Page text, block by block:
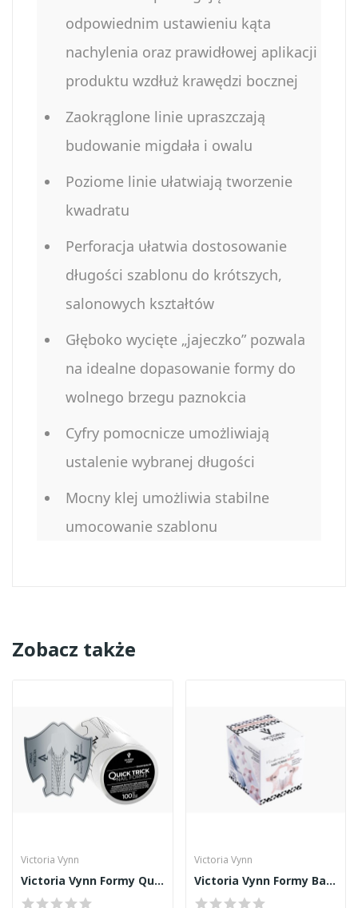
odpowiednim ustawieniu kąta
nachylenia oraz prawidłowej aplikacji
produktu wzdłuż krawędzi bocznej
Zaokrąglone linie upraszczają
budowanie migdała i owalu
Poziome linie ułatwiają tworzenie
kwadratu
Perforacja ułatwia dostosowanie
długości szablonu do krótszych,
salonowych kształtów
Głęboko wycięte „jajeczko” pozwala
na idealne dopasowanie formy do
wolnego brzegu paznokcia
Cyfry pomocnicze umożliwiają
ustalenie wybranej długości
Mocny klej umożliwia stabilne
umocowanie szablonu
Zobacz także
Victoria Vynn
Victoria Vynn Formy Quick Trick 100szt
Victoria Vynn
Victoria Vynn Formy Basic 100szt